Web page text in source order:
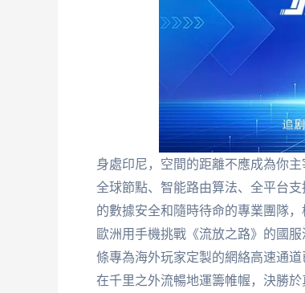
身處印尼，空間的距離不應成為你
全球節點、智能路由算法、全平台支
的數據安全和隨時待命的專業團隊
歐洲用手機挑戰《流放之路》的國
條專為海外玩家定製的網絡高速通
在千里之外流暢地運籌帷幄，決勝於